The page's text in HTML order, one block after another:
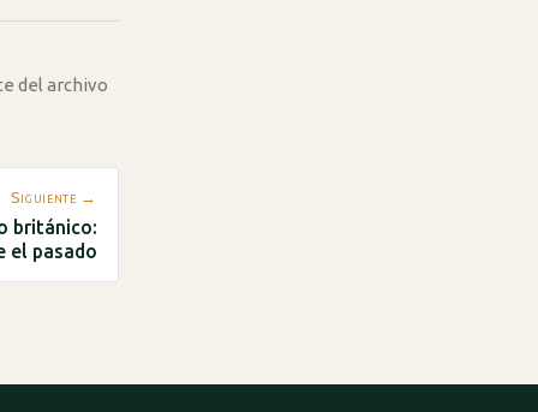
del archivo
Siguiente →
británico:
el pasado